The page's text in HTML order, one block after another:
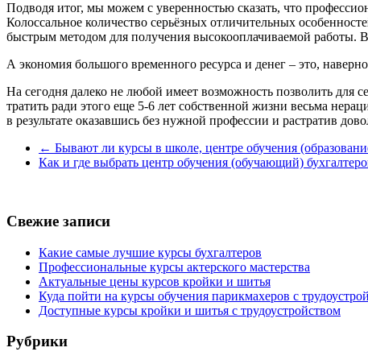
Подводя итог, мы можем с уверенностью сказать, что
Колоссальное количество серьёзных отличительных
быстрым методом для получения высокооплачиваемой работы.
А экономия большого временного ресурса и денег – это,
На сегодня далеко не любой имеет возможность позволить для
тратить ради этого еще 5-6 лет собственной жизни весьма
в результате оказавшись без нужной профессии и растратив
← Бывают ли курсы в школе, центре обучения
Как и где выбрать центр обучения (обучающий)
Свежие записи
Какие самые лучшие курсы бухгалтеров
Профессиональные курсы актерского мастерства
Актуальные цены курсов кройки и шитья
Куда пойти на курсы обучения парикмахеров с
Доступные курсы кройки и шитья с трудоустройством
Рубрики